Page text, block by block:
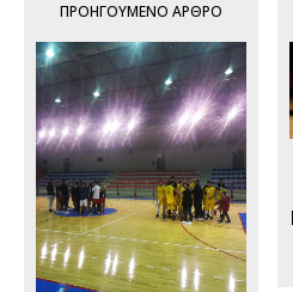
ΠΡΟΗΓΟΎΜΕΝΟ ΆΡΘΡΟ